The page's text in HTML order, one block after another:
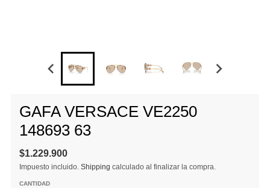
GAFA VERSACE VE2250
148693 63
$1.229.900
Impuesto incluido. Shipping calculado al finalizar la compra.
CANTIDAD